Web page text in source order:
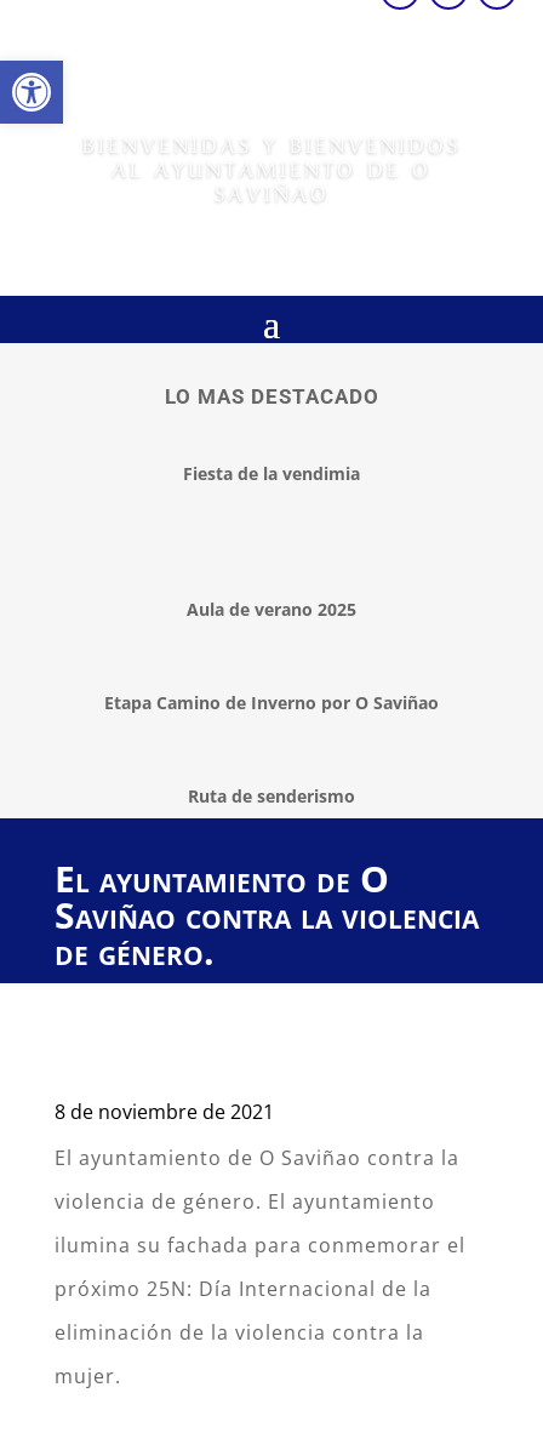
Abrir barra de herramientas
BIENVENIDAS Y BIENVENIDOS
AL AYUNTAMIENTO DE O
SAVIÑAO
LO MAS DESTACADO
Fiesta de la vendimia
Aula de verano 2025
Etapa Camino de Inverno por O Saviñao
Ruta de senderismo
El ayuntamiento de O
Saviñao contra la violencia
de género.
8 de noviembre de 2021
El ayuntamiento de O Saviñao contra la
violencia de género. El ayuntamiento
ilumina su fachada para conmemorar el
próximo 25N: Día Internacional de la
eliminación de la violencia contra la
mujer.